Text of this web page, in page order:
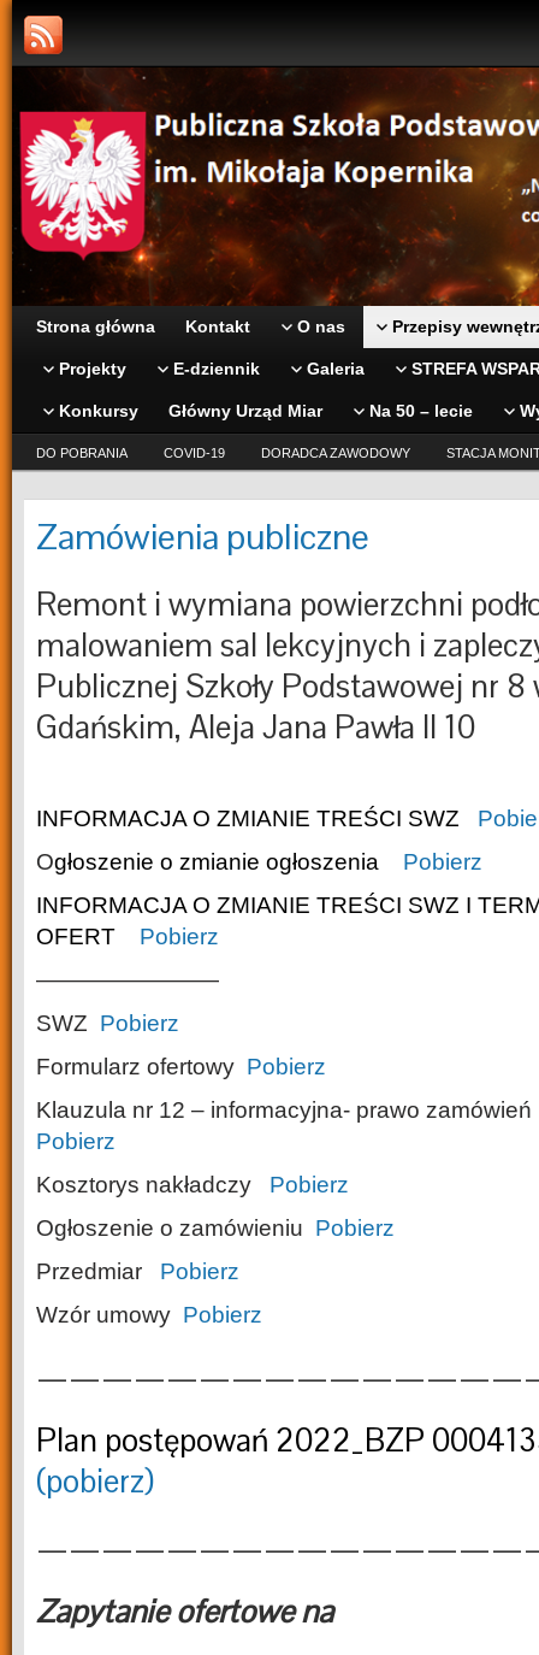
Strona główna Kontakt O nas Przepisy
Projekty E-dziennik Galeria STREFA
Konkursy Główny Urząd Miar Na 50 – lecie
DO POBRANIA COVID-19 DORADCA ZAWODOWY STACJA
Zamówienia publiczne
Remont i wymiana powierzchni
malowaniem sal lekcyjnych i
Publicznej Szkoły Podstawowej nr 8
Gdańskim, Aleja Jana Pawła II 10
INFORMACJA O ZMIANIE TREŚCI SWZ
Ogłoszenie o zmianie ogłoszenia Pobierz
INFORMACJA O ZMIANIE TREŚCI SWZ I
OFERT Pobierz
————————
SWZ Pobierz
Formularz ofertowy Pobierz
Klauzula nr 12 – informacyjna- prawo
Pobierz
Kosztorys nakładczy
Pobierz
Ogłoszenie o zamówieniu Pobierz
Przedmiar Pobierz
Wzór umowy Pobierz
Plan postępowań 2022_BZP
(pobierz)
Zapytanie ofertowe na